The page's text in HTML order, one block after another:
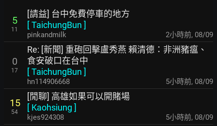
5
11
[請益] 台中免費停車的地方
[TaichungBun ]
pinkandmilk 2小時前, 08/09
0
17
Re: [新聞] 重砲回擊盧秀燕 賴清德：非洲豬瘟、
食安破口在台中
[TaichungBun ]
hn114906668 5小時前, 08/09
15
54
[閒聊] 高雄如果可以開賭場
[ Kaohsiung ]
kjes924308 5小時前, 08/09